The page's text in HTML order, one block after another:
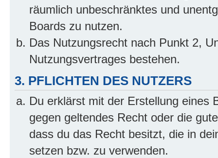
räumlich unbeschränktes und
Boards zu nutzen.
Das Nutzungsrecht nach Punkt 2,
Nutzungsvertrages bestehen.
3. PFLICHTEN DES NUTZERS
Du erklärst mit der Erstellung eines
gegen geltendes Recht oder die
dass du das Recht besitzt, die in
setzen bzw. zu verwenden.